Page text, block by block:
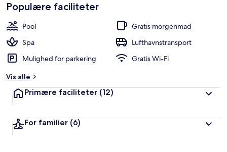
Populære faciliteter
Pool
Gratis morgenmad
Spa
Lufthavnstransport
Mulighed for parkering
Gratis Wi-Fi
Vis alle
Primære faciliteter (12)
For familier (6)